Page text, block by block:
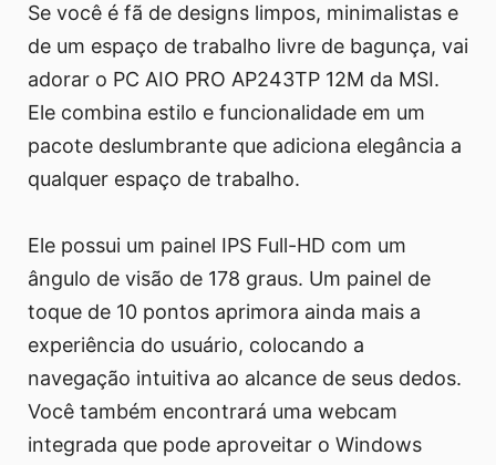
Se você é fã de designs limpos, minimalistas e
de um espaço de trabalho livre de bagunça, vai
adorar o PC AIO PRO AP243TP 12M da MSI.
Ele combina estilo e funcionalidade em um
pacote deslumbrante que adiciona elegância a
qualquer espaço de trabalho.
Ele possui um painel IPS Full-HD com um
ângulo de visão de 178 graus. Um painel de
toque de 10 pontos aprimora ainda mais a
experiência do usuário, colocando a
navegação intuitiva ao alcance de seus dedos.
Você também encontrará uma webcam
integrada que pode aproveitar o Windows